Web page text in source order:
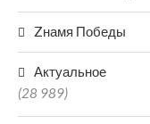
Zнамя Победы
Актуальное
(28 989)